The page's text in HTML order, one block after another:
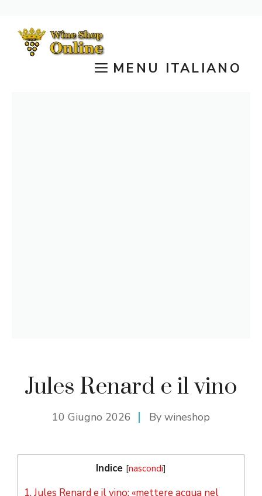
contenuto
MENU ITALIANO
Jules Renard e il vino
10 Giugno 2026 By wineshop
Indice [nascondi]
1.Jules Renard e il vino: «mettere acqua nel